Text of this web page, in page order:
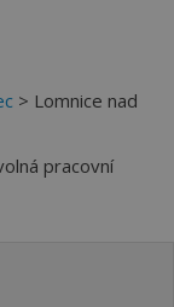
> Lomnice nad
pracovní